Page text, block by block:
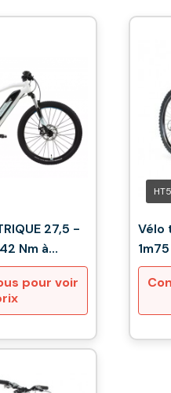
27,5 -
Nm à
pour voir
Vélo